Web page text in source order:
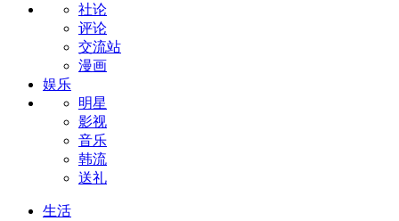
社论
评论
交流站
漫画
娱乐
明星
影视
音乐
韩流
送礼
生活